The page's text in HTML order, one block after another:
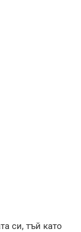
си, тъй като